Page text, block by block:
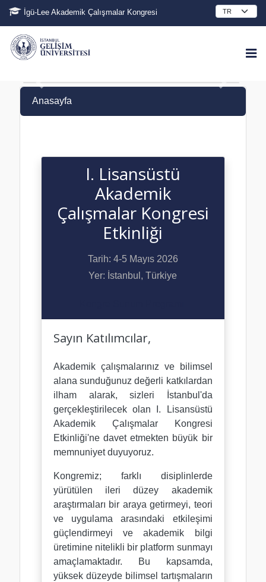
İgü-Lee Akademik Çalışmalar Kongresi
Anasayfa
I. Lisansüstü
Akademik
Çalışmalar Kongresi
Etkinliği
Tarih: 4-5 Mayıs 2026
Yer: İstanbul, Türkiye
Sayın Katılımcılar,
Akademik çalışmalarınız ve bilimsel
alana sunduğunuz değerli katkılardan
ilham alarak, sizleri İstanbul'da
gerçekleştirilecek olan
I. Lisansüstü
Akademik Çalışmalar Kongresi
Etkinliği'nedavet etmekten büyük bir
memnuniyet duyuyoruz.
Kongremiz; farklı disiplinlerde
yürütülen ileri düzey akademik
araştırmaları bir araya getirmeyi, teori
ve uygulama arasındaki etkileşimi
güçlendirmeyi ve akademik bilgi
üretimine nitelikli bir platform sunmayı
amaçlamaktadır. Bu kapsamda,
yüksek düzeyde bilimsel tartışmaların